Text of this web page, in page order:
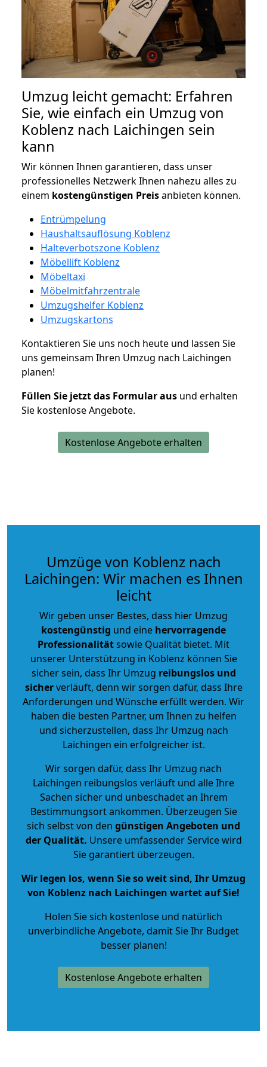
Umzug leicht gemacht: Erfahren
Sie, wie einfach ein Umzug von
Koblenz nach Laichingen sein
kann
Wir können Ihnen garantieren, dass unser
professionelles Netzwerk Ihnen nahezu alles zu
einem kostengünstigen Preisanbieten können.
Entrümpelung
Haushaltsauflösung Koblenz
Halteverbotszone Koblenz
Möbellift Koblenz
Möbeltaxi
Möbelmitfahrzentrale
Umzugshelfer Koblenz
Umzugskartons
Kontaktieren Sie uns noch heute und lassen Sie
uns gemeinsam Ihren Umzug nach Laichingen
planen!
Füllen Sie jetzt das Formular aus und erhalten
Sie kostenlose Angebote.
Kostenlose Angebote erhalten
Umzüge von Koblenz nach
Laichingen: Wir machen es Ihnen
leicht
Wir geben unser Bestes, dass hier Umzug
kostengünstig und eine hervorragende
Professionalitätsowie Qualität bietet. Mit
unserer Unterstützung in Koblenz können Sie
sicher sein, dass Ihr Umzug reibungslos und
sicherverläuft, denn wir sorgen dafür, dass Ihre
Anforderungen und Wünsche erfüllt werden. Wir
haben die besten Partner, um Ihnen zu helfen
und sicherzustellen, dass Ihr Umzug nach
Laichingen ein erfolgreicher ist.
Wir sorgen dafür, dass Ihr Umzug nach
Laichingen reibungslos verläuft und alle Ihre
Sachen sicher und unbeschadet an Ihrem
Bestimmungsort ankommen. Überzeugen Sie
sich selbst von den günstigen Angeboten und
der Qualität. Unsere umfassender Service wird
Sie garantiert überzeugen.
Wir legen los, wenn Sie so weit sind, Ihr Umzug
von Koblenz nach Laichingen wartet auf Sie!
Holen Sie sich kostenlose und natürlich
unverbindliche Angebote, damit Sie Ihr Budget
besser planen!
Kostenlose Angebote erhalten